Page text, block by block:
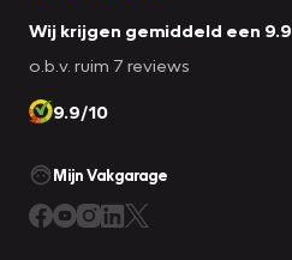
Wij krijgen gemiddeld een 9.9
o.b.v. ruim 7 reviews
9.9/10
Mijn Vakgarage